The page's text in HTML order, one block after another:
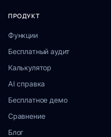
ПРОДУКТ
Функции
Бесплатный аудит
Калькулятор
AI справка
Бесплатное демо
Сравнение
Блог